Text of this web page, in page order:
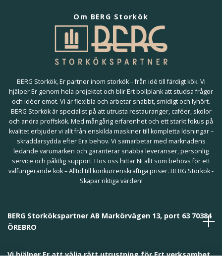
Om BERG Storkök
BERG Storkök, Er partner inom storkök – från idé till färdigt kök. Vi
hjälper Er genom hela projektet och blir Ert bollplank att studsa frågor
och idéer emot. Vi är flexibla och arbetar snabbt, smidigt och lyhört.
BERG Storkök är specialist på att utrusta restauranger, caféer, skolor
och andra proffskök. Med mångårig erfarenhet och ett starkt fokus på
kvalitet erbjuder vi allt från enskilda maskiner till kompletta lösningar –
skräddarsydda efter Era behov. Vi samarbetar med marknadens
ledande varumärken och garanterar snabba leveranser, personlig
service och pålitlig support. Hos oss hittar Ni allt som behövs för ett
välfungerande kök – Alltid till konkurrenskraftiga priser. BERG Storkök -
Skapar riktiga värden!
BERG Storkökspartner AB Markörvägen 13, port 63 70384
ÖREBRO
Vi hjälper Er att välja rätt utrustning för Ert verksamhet